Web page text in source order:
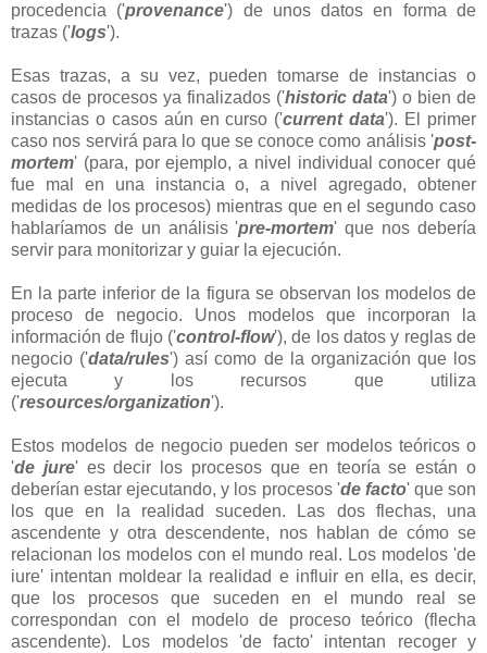
procedencia ('provenance') de unos datos en forma de
trazas ('logs').
Esas trazas, a su vez, pueden tomarse de instancias o
casos de procesos ya finalizados ('historic data') o bien de
instancias o casos aún en curso ('current data'). El primer
caso nos servirá para lo que se conoce como análisis 'post-
mortem' (para, por ejemplo, a nivel individual conocer qué
fue mal en una instancia o, a nivel agregado, obtener
medidas de los procesos) mientras que en el segundo caso
hablaríamos de un análisis 'pre-mortem' que nos debería
servir para monitorizar y guiar la ejecución.
En la parte inferior de la figura se observan los modelos de
proceso de negocio. Unos modelos que incorporan la
información de flujo ('control-flow'), de los datos y reglas de
negocio ('data/rules') así como de la organización que los
ejecuta y los recursos que utiliza
('resources/organization').
Estos modelos de negocio pueden ser modelos teóricos o
'de jure' es decir los procesos que en teoría se están o
deberían estar ejecutando, y los procesos 'de facto' que son
los que en la realidad suceden. Las dos flechas, una
ascendente y otra descendente, nos hablan de cómo se
relacionan los modelos con el mundo real. Los modelos 'de
iure' intentan moldear la realidad e influir en ella, es decir,
que los procesos que suceden en el mundo real se
correspondan con el modelo de proceso teórico (flecha
ascendente). Los modelos 'de facto' intentan recoger y